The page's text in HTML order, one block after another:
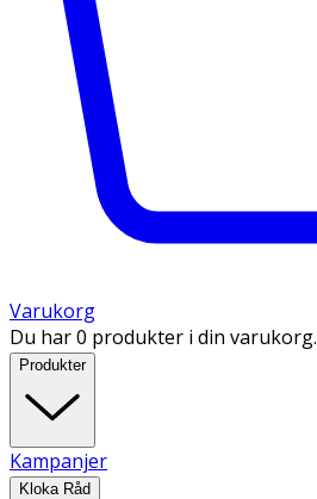
Varukorg
Du har 0 produkter i din varukorg.
Produkter
Kampanjer
Kloka Råd